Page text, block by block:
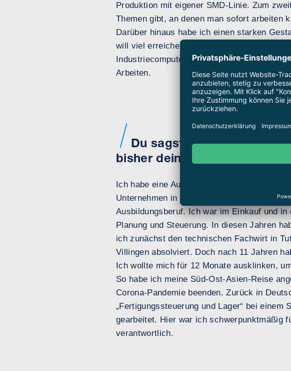
Produktion mit eigener SMD-Linie. Zum
Themen gibt, an denen man sofort arbeiten
Darüber hinaus habe ich einen starken
will viel erreichen und hat große Ziele.
Industriecomputertechnik und Elektronik
Arbeiten.
Du sagst, du kannst
bisher dein beruflicher
Ich habe eine Ausbildung zum Elektroniker
Unternehmen in Furtwangen. Dort habe ich
Ausbildungsberuf. Ich war im Einkauf und
Planung und Steuerung. In diesen Jahren
ich zunächst den technischen Fachwirt in
Villingen absolviert. Doch nach 11 Jahren
Ich wollte mich für 12 Monate ausklinken,
So habe ich meine Süd-Ost-Asien-Reise
Corona-Pandemie beenden. Zurück in
„Fertigungssteuerung und Lager“ bei
gearbeitet. Hier war ich schwerpunktmäßig
verantwortlich.